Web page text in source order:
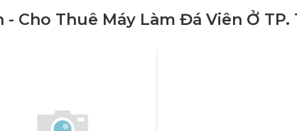
- Cho Thuê Máy Làm Đá Viên Ở TP.